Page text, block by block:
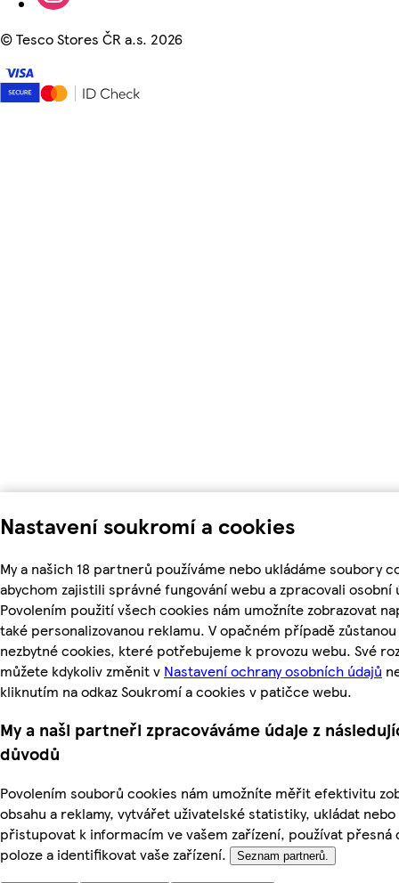
Nastavení soukromí a cookies
My a našich 18 partnerů používáme nebo ukládáme soubory
abychom zajistili správné fungování webu a zpracovali osobní
Povolením použití všech cookies nám umožníte zobrazovat
také personalizovanou reklamu. V opačném případě
nezbytné cookies, které potřebujeme k provozu webu. Své
můžete kdykoliv změnit v Nastavení ochrany osobních údajů
kliknutím na odkaz Soukromí a cookies v patičce webu.
My a naši partneři zpracováváme údaje z
důvodů
Povolením souborů cookies nám umožníte měřit efektivitu
obsahu a reklamy, vytvářet uživatelské statistiky, ukládat nebo
přistupovat k informacím ve vašem zařízení, používat přesná
poloze a identifikovat vaše zařízení.
Seznam partnerů.
©Tesco Stores ČR a.s. 2026